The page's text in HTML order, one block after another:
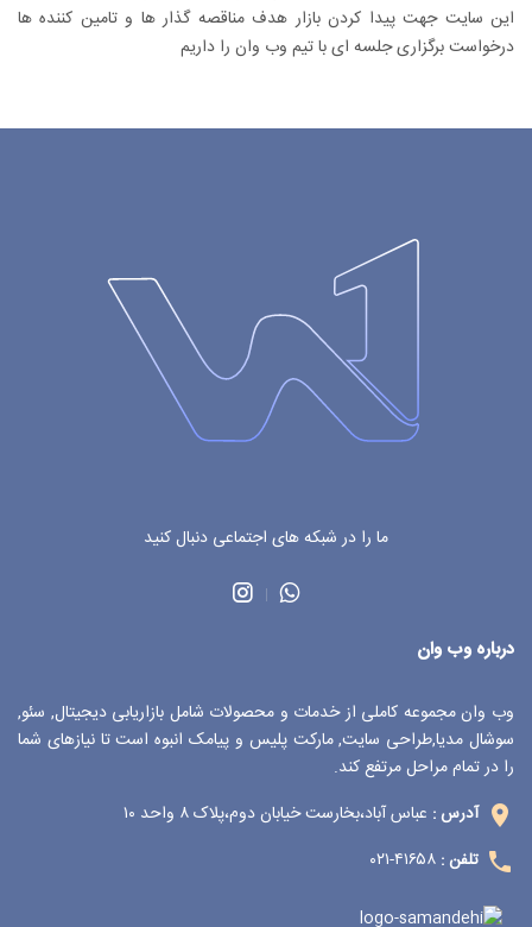
این سایت جهت پیدا کردن بازار هدف مناقصه گذار ها و تامین کننده ها
درخواست برگزاری جلسه ای با تیم وب وان را داریم
درباره وب وان
وب وان مجموعه کاملی از خدمات و محصولات شامل بازاریابی دیجیتال, سئو,
سوشال مدیا,طراحی سایت, مارکت پلیس و پیامک انبوه است تا نیازهای شما
را در تمام مراحل مرتفع کند.
آدرس : عباس آباد،بخارست خیابان دوم،پلاک ۸ واحد ۱۰
تلفن : ۴۱۶۵۸-۰۲۱
ما را در شبکه های اجتماعی دنبال کنید